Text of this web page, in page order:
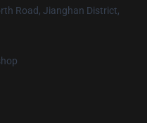
Road, Jianghan District,